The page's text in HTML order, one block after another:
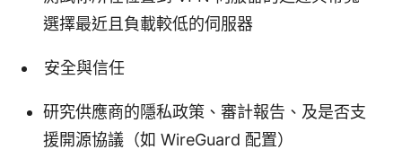
選擇最近且負載較低的伺服器
安全與信任
研究供應商的隱私政策、審計報告、及是否支
援開源協議（如 WireGuard 配置）